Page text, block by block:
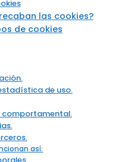
las cookies?
de cookies
de uso.
comportamental.
así: